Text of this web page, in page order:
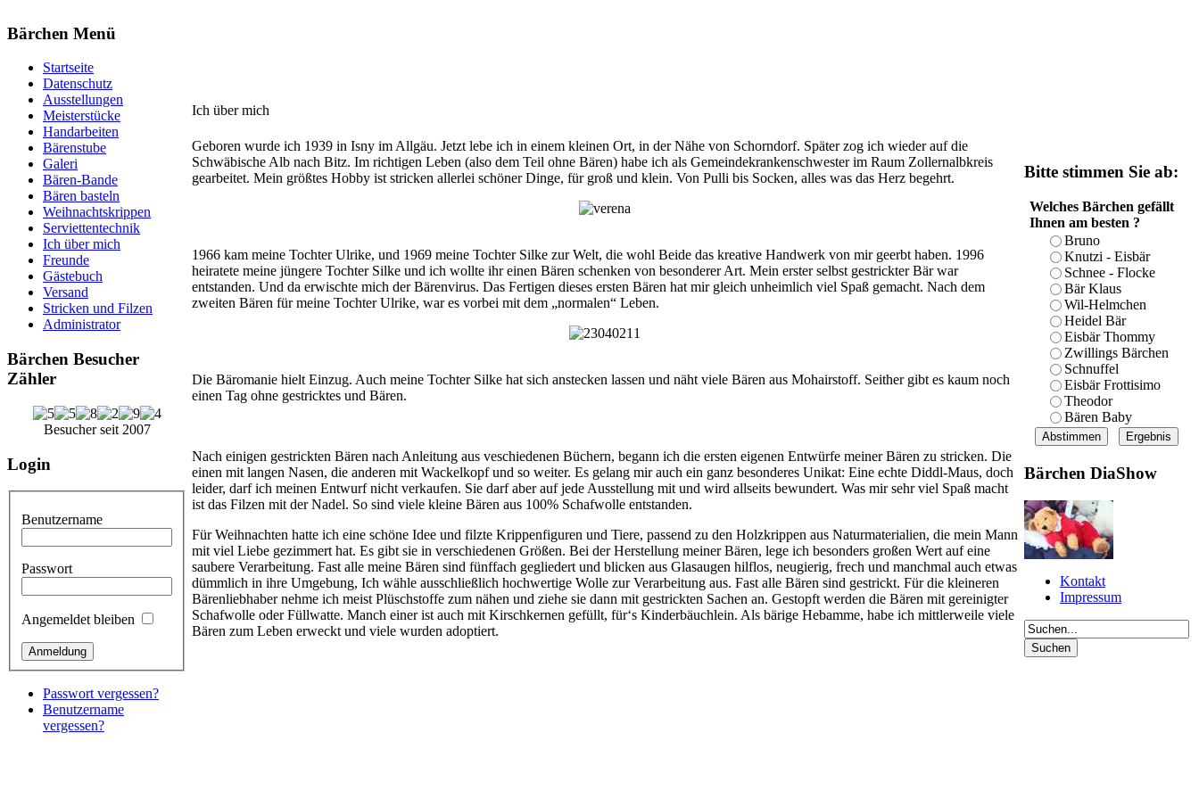
Bärchen Menü
Startseite
Datenschutz
Ausstellungen
Meisterstücke
Handarbeiten
Bärenstube
Galeri
Bären-Bande
Bären basteln
Weihnachtskrippen
Serviettentechnik
Ich über mich
Freunde
Gästebuch
Versand
Stricken und Filzen
Administrator
Bärchen Besucher
Zähler
Besucher seit 2007
Login
Benutzername
Passwort
Angemeldet bleiben
Passwort vergessen?
Benutzername
vergessen?
Ich über mich
Geboren wurde ich 1939 in Isny im Allgäu. Jetzt lebe ich in einem kleinen Ort, in der Nähe von Schorndorf. Später zog ich wieder auf die
Schwäbische Alb nach Bitz. Im richtigen Leben (also dem Teil ohne Bären) habe ich als Gemeindekrankenschwester im Raum Zollernalbkreis
gearbeitet. Mein größtes Hobby ist stricken allerlei schöner Dinge, für groß und klein. Von Pulli bis Socken, alles was das Herz begehrt.
1966 kam meine Tochter Ulrike, und 1969 meine Tochter Silke zur Welt, die wohl Beide das kreative Handwerk von mir geerbt haben. 1996
heiratete meine jüngere Tochter Silke und ich wollte ihr einen Bären schenken von besonderer Art. Mein erster selbst gestrickter Bär war
entstanden. Und da erwischte mich der Bärenvirus. Das Fertigen dieses ersten Bären hat mir gleich unheimlich viel Spaß gemacht. Nach dem
zweiten Bären für meine Tochter Ulrike, war es vorbei mit dem „normalen“ Leben.
Die Bäromanie hielt Einzug. Auch meine Tochter Silke hat sich anstecken lassen und näht viele Bären aus Mohairstoff. Seither gibt es kaum noch
einen Tag ohne gestricktes und Bären.
Nach einigen gestrickten Bären nach Anleitung aus veschiedenen Büchern, begann ich die ersten eigenen Entwürfe meiner Bären zu stricken. Die
einen mit langen Nasen, die anderen mit Wackelkopf und so weiter. Es gelang mir auch ein ganz besonderes Unikat: Eine echte Diddl-Maus, doch
leider, darf ich meinen Entwurf nicht verkaufen. Sie darf aber auf jede Ausstellung mit und wird allseits bewundert. Was mir sehr viel Spaß macht
ist das Filzen mit der Nadel. So sind viele kleine Bären aus 100% Schafwolle entstanden.
Für Weihnachten hatte ich eine schöne Idee und filzte Krippenfiguren und Tiere, passend zu den Holzkrippen aus Naturmaterialien, die mein Mann
mit viel Liebe gezimmert hat. Es gibt sie in verschiedenen Größen. Bei der Herstellung meiner Bären, lege ich besonders großen Wert auf eine
saubere Verarbeitung. Fast alle meine Bären sind fünffach gegliedert und blicken aus Glasaugen hilflos, neugierig, frech und manchmal auch etwas
dümmlich in ihre Umgebung, Ich wähle ausschließlich hochwertige Wolle zur Verarbeitung aus. Fast alle Bären sind gestrickt. Für die kleineren
Bärenliebhaber nehme ich meist Plüschstoffe zum nähen und ziehe sie dann mit gestrickten Sachen an. Gestopft werden die Bären mit gereinigter
Schafwolle oder Füllwatte. Manch einer ist auch mit Kirschkernen gefüllt, für‘s Kinderbäuchlein. Als bärige Hebamme, habe ich mittlerweile viele
Bären zum Leben erweckt und viele wurden adoptiert.
Bitte stimmen Sie ab:
Welches Bärchen gefällt
Ihnen am besten ?
Bruno
Knutzi - Eisbär
Schnee - Flocke
Bär Klaus
Wil-Helmchen
Heidel Bär
Eisbär Thommy
Zwillings Bärchen
Schnuffel
Eisbär Frottisimo
Theodor
Bären Baby
Bärchen DiaShow
Kontakt
Impressum